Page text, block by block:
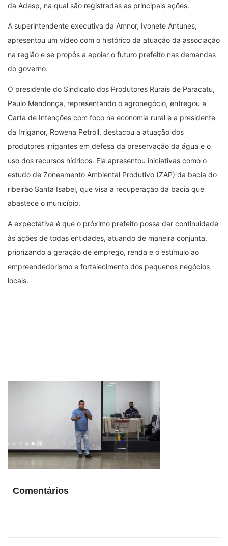
da Adesp, na qual são registradas as principais ações.
A superintendente executiva da Amnor, Ivonete Antunes,
apresentou um vídeo com o histórico da atuação da associação
na região e se propôs a apoiar o futuro prefeito nas demandas
do governo.
O presidente do Sindicato dos Produtores Rurais de Paracatu,
Paulo Mendonça, representando o agronegócio, entregou a
Carta de Intenções com foco na economia rural e a presidente
da Irriganor, Rowena Petroll, destacou a atuação dos
produtores irrigantes em defesa da preservação da água e o
uso dos recursos hídricos. Ela apresentou iniciativas como o
estudo de Zoneamento Ambiental Produtivo (ZAP) da bacia do
ribeirão Santa Isabel, que visa a recuperação da bacia que
abastece o município.
A expectativa é que o próximo prefeito possa dar continuidade
às ações de todas entidades, atuando de maneira conjunta,
priorizando a geração de emprego, renda e o estímulo ao
empreendedorismo e fortalecimento dos pequenos negócios
locais.
Comentários